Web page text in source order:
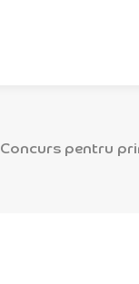
Concurs pentru